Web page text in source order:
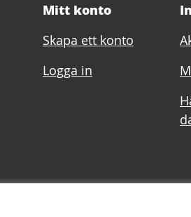
Mitt konto
Skapa ett konto
Logga in